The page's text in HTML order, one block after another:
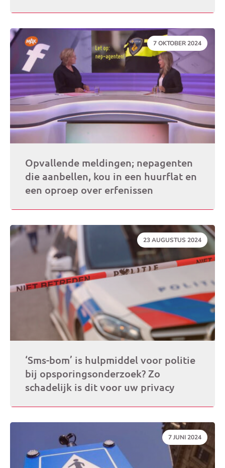
DATUM:
7 OKTOBER 2024
Opvallende meldingen; nepagenten
die aanbellen, kou in een huurflat en
een oproep over erfenissen
DATUM:
23 AUGUSTUS 2024
‘Sms-bom’ is hulpmiddel voor politie
bij opsporingsonderzoek? Zo
schadelijk is dit voor uw privacy
DATUM:
7 JUNI 2024